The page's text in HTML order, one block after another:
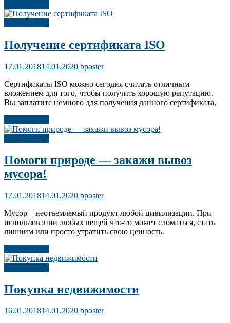
Получение сертификата ISO
17.01.201814.01.2020 bposter
Сертификаты ISO можно сегодня считать отличным
вложением для того, чтобы получить хорошую репутацию.
Вы заплатите немного для получения данного сертификата,
Помоги природе — закажи вывоз
мусора!
17.01.201814.01.2020 bposter
Мусор – неотъемлемый продукт любой цивилизации. При
использовании любых вещей что-то может сломаться, стать
лишним или просто утратить свою ценность.
Покупка недвижимости
16.01.201814.01.2020 bposter